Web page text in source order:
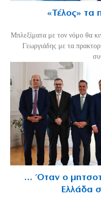
«Τέλος» τα
Μπλεξίματα με τον νόμο θα
Γεωργιάδης με τα
… Όταν ο
Ελλάδα